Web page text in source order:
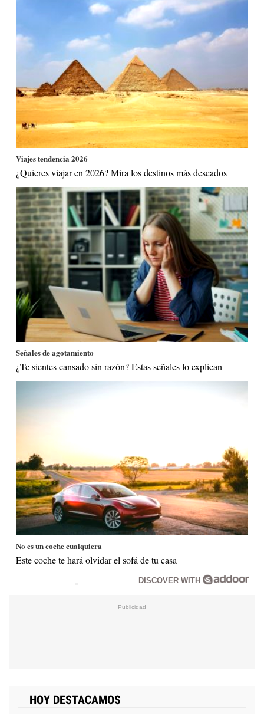
Viajes tendencia 2026
¿Quieres viajar en 2026? Mira los destinos más deseados
Señales de agotamiento
¿Te sientes cansado sin razón? Estas señales lo explican
No es un coche cualquiera
Este coche te hará olvidar el sofá de tu casa
DISCOVER WITH
HOY DESTACAMOS